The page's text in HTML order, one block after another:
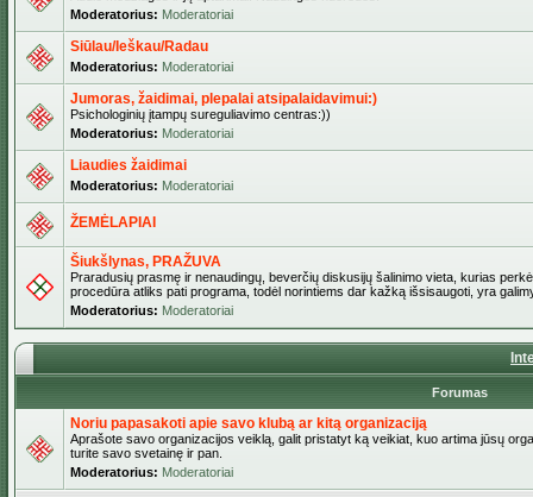
Moderatorius: Moderatoriai
Siūlau/Ieškau/Radau
Moderatorius: Moderatoriai
Jumoras, žaidimai, plepalai atsipalaidavimui:)
Psichologinių įtampų sureguliavimo centras:))
Moderatorius: Moderatoriai
Liaudies žaidimai
Moderatorius: Moderatoriai
ŽEMĖLAPIAI
Šiukšlynas, PRAŽUVA
Praradusių prasmę ir nenaudingų, beverčių diskusijų šalinimo vieta, kurias
procedūra atliks pati programa, todėl norintiems dar kažką išsisaugoti, yra
Moderatorius: Moderatoriai
Forumas
Noriu papasakoti apie savo klubą ar kitą organizaciją
Aprašote savo organizacijos veiklą, galit pristatyt ką veikiat, kuo artima jūsų
turite savo svetainę ir pan.
Moderatorius: Moderatoriai